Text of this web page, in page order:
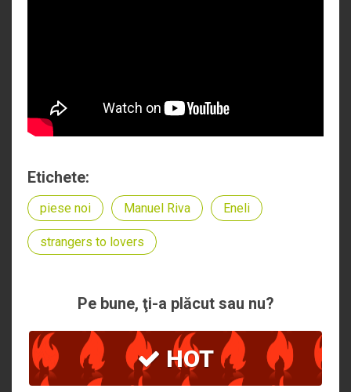
Etichete:
piese noi Manuel Riva Eneli
strangers to lovers
Pe bune, ţi-a plăcut sau nu?
HOT